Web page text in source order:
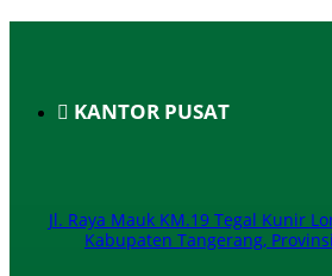
KANTOR PUSAT
Jl. Raya Mauk KM.19 Tegal Kunir
Kabupaten Tangerang,